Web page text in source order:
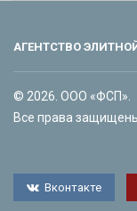
АГЕНТСТВО
© 2026. ООО «ФСП».
Все права
Вконтакте